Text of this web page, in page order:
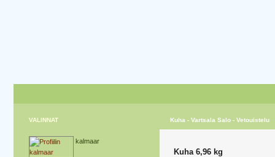
VALINNAT
kalmaar
Kuha - Vartsala Salo - Vetouistelu
Kuha 6,96 kg